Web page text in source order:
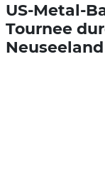
US-Metal-
Tournee
Neuseeland